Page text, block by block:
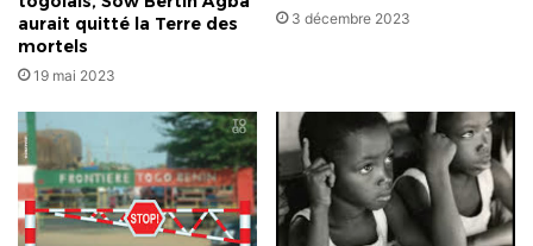
aurait quitté la Terre des
mortels
19 mai 2023
3 décembre 2023